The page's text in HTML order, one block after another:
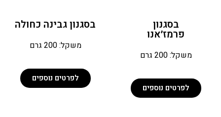
בסגנון
פרמז׳אנו
משקל: 200 גרם
לפרטים נוספים
בסגנון גבינה כחולה
משקל: 200 גרם
לפרטים נוספים